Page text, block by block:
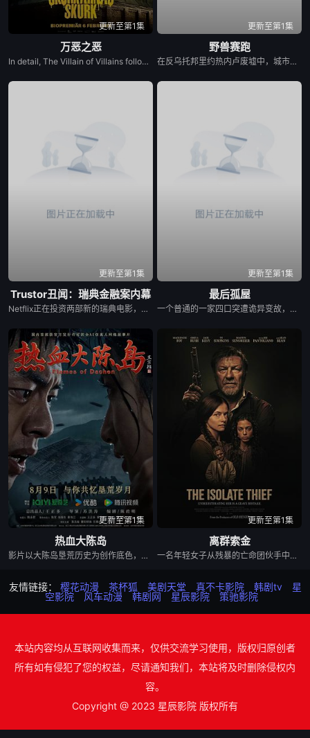
更新至第1集
万恶之恶
In detail, The Villain of Villains follows 12-year-old rebellious Stephanie, who dreams of becoming a superhero like her late mother but fails the entrance exam to the Hero School. She gets a second chance if she infiltrates the Villain School to retrieve a powerful artefact that's been stolen. At the Villain School, her loyalty is tested, and her search leads her to the Villai...
更新至第1集
野兽赛跑
在反乌托邦里约热内卢废墟中，城市被阶级斗争撕裂，人们沉迷于血腥竞技。一位抵抗运动领袖为拯救妹妹免于遭遇比死亡更惨烈的命运，被迫卷入一场暴力而高风险的竞赛。
更新至第1集
Trustor丑闻：瑞典金融案内幕
Netflix正在投资两部新的瑞典电影，其中包括Karin af Klintberg和Teresa Alldén关于瑞典最臭名昭著的生态犯罪之一的纪录片《Trustor》。在这里，约阿希姆·波斯纳走了出来，用他自己的话告诉了他关于信托丑闻的故事。卡琳·阿夫·克林特伯格问自己：“五个人怎么能骗了6亿，却仍然逍遥法外？”她在一份新闻稿中说：“是男人在欺骗这个系统，这是一个经典的猫捉老鼠游戏，金融部门也被骗了。无论这是一次聪明还是笨拙的抢劫，小偷都带着一个没有戴强盗面具或开一枪的宝箱逃走了。但也有受害者，我们不能忘记”。
更新至第1集
最后孤屋
一个普通的一家四口突遭诡异变故，被困在自家房屋中超过 1000 天无法出门。在资源消耗殆尽与未知神秘威胁的双重逼迫下，一家人必须想方设法联手求生，打破这间禁锢生命的困局。
更新至第1集
热血大陈岛
影片以大陈岛垦荒历史为创作底色，在尊重历史真实性的前提下，以年轻化、科技化的光影语言活化红色记忆，生动诠释了“艰苦创业、奋发图强、无私奉献、开拓创新”的大陈岛垦荒精神，斩获第五届亚洲国际青年电影展金兰奖“最佳AI影片”等两个奖项。
更新至第1集
离群索金
一名年轻女子从残暴的亡命团伙手中劫走了一批黄金，一路逃到边境荒原深处的偏远哨站暂避。歹徒很快循着踪迹追来，迅速控制了这座孤立无援的据点，将她困在其中。致命凛冬席卷荒原，暴雪封死了所有退路，没有外援也没有退路。女子只能依靠对地形的熟悉和过人的智谋，与一众歹徒周旋博弈。在这片无人援手的荒蛮之地，活下去本身就是一场充斥着狡诈与背叛的危险游戏，而黄金，就是所有人赌上性命的筹码。
友情链接： 樱花动漫 茶杯狐 美剧天堂 真不卡影院 韩剧tv
星
空影院
风车动漫 韩剧网 星辰影院 策驰影院
本站内容均从互联网收集而来，仅供交流学习使用，版权归原创者
所有如有侵犯了您的权益，尽请通知我们，本站将及时删除侵权内
容。
Copyright @ 2023 星辰影院 版权所有